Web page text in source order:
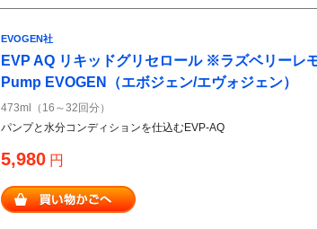
EVOGEN社
EVP AQ リキッドグリセロール ※ラズベリーレ
Pump EVOGEN（エボジェン/エヴォジェン）
473ml（16～32回分）
パンプと水分コンディションを仕込むEVP-AQ
5,980 円